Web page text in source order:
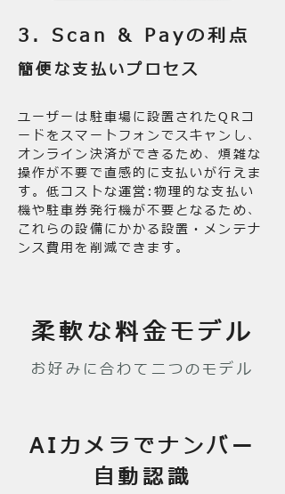
3. Scan & Payの利点
簡便な支払いプロセス
ユーザーは駐車場に設置されたQRコ
ードをスマートフォンでスキャンし、
オンライン決済ができるため、煩雑な
操作が不要で直感的に支払いが行えま
す。低コストな運営:物理的な支払い
機や駐車券発行機が不要となるため、
これらの設備にかかる設置・メンテナ
ンス費用を削減できます。
柔軟な料金モデル
お好みに合わて二つのモデル
AIカメラでナンバー
自動認識